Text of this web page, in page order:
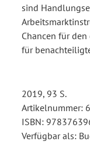
sind
Chancen für
für
2019, 93 S.
Artikelnummer:
ISBN:
Verfügbar als: